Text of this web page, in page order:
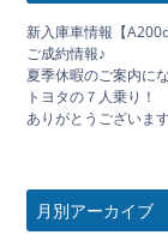
新入庫車情報【
ご成約情報♪
夏季休暇のご案内に
トヨタの７人乗り！
ありがとうございま
月別アーカイブ